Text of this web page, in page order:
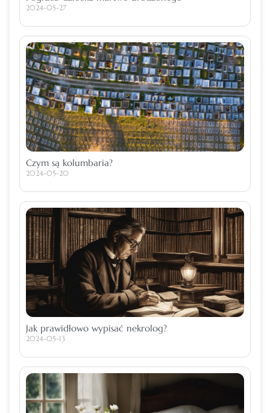
2024-05-27
Czym są kolumbaria?
2024-05-20
Jak prawidłowo wypisać nekrolog?
2024-05-13